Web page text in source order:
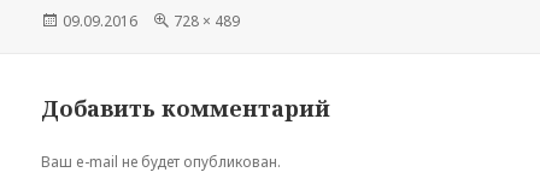
Опубликовано
09.09.2016
Полный
728 × 489
Добавить комментарий
Ваш e-mail не будет опубликован.